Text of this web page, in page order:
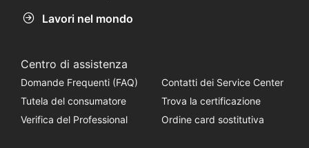
Lavori nel mondo
Centro di assistenza
Domande Frequenti (FAQ)
Contatti dei Service Center
Tutela del consumatore
Trova la certificazione
Verifica del Professional
Ordine card sostitutiva